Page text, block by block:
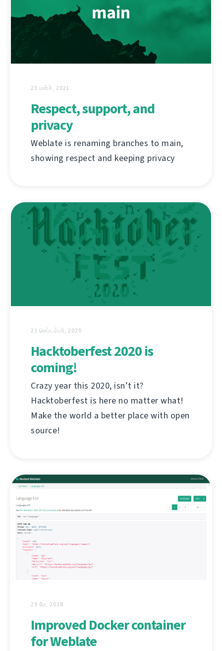
23 மார்ச், 2021
Respect, support, and
privacy
Weblate is renaming branches to main,
showing respect and keeping privacy
21 செப்டம்பர், 2020
Hacktoberfest 2020 is
coming!
Crazy year this 2020, isn’t it?
Hacktoberfest is here no matter what!
Make the world a better place with open
source!
29 மே, 2018
Improved Docker container
for Weblate